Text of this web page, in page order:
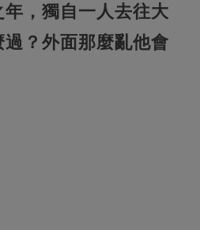
年，獨自一人去往大
？外面那麼亂他會